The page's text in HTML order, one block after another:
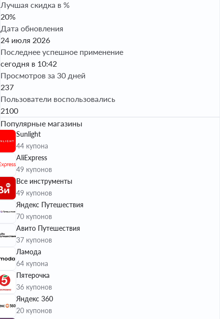
Лучшая скидка в %
20%
Дата обновления
24 июля 2026
Последнее успешное применение
сегодня в 10:42
Просмотров за 30 дней
237
Пользователи воспользовались
2100
Популярные магазины
Sunlight
44 купона
AliExpress
49 купонов
Все инструменты
49 купонов
Яндекс Путешествия
70 купонов
Авито Путешествия
37 купонов
Ламода
64 купона
Пятерочка
36 купонов
Яндекс 360
20 купонов